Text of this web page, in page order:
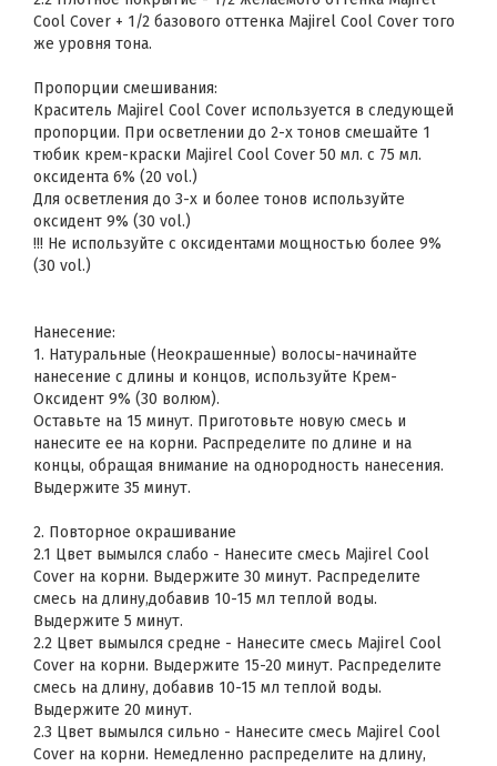
Cool Cover + 1/2 базового оттенка Majirel Cool Cover того
же уровня тона.
Пропорции смешивания:
Краситель Majirel Cool Cover используется в следующей
пропорции. При осветлении до 2-х тонов смешайте 1
тюбик крем-краски Majirel Cool Cover 50 мл. с 75 мл.
оксидента 6% (20 vol.)
Для осветления до 3-х и более тонов используйте
оксидент 9% (30 vol.)
!!! Не используйте с оксидентами мощностью более 9%
(30 vol.)
Нанесение:
1. Натуральные (Неокрашенные) волосы-начинайте
нанесение с длины и концов, используйте Крем-
Оксидент 9% (30 волюм).
Оставьте на 15 минут. Приготовьте новую смесь и
нанесите ее на корни. Распределите по длине и на
концы, обращая внимание на однородность нанесения.
Выдержите 35 минут.
2. Повторное окрашивание
2.1 Цвет вымылся слабо - Нанесите смесь Majirel Cool
Cover на корни. Выдержите 30 минут. Распределите
смесь на длину,добавив 10-15 мл теплой воды.
Выдержите 5 минут.
2.2 Цвет вымылся средне - Нанесите смесь Majirel Cool
Cover на корни. Выдержите 15-20 минут. Распределите
смесь на длину, добавив 10-15 мл теплой воды.
Выдержите 20 минут.
2.3 Цвет вымылся сильно - Нанесите смесь Majirel Cool
Cover на корни. Немедленно распределите на длину,